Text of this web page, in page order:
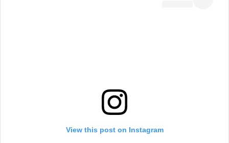
View this post on Instagram